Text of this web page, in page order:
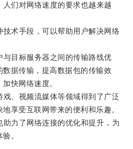
们对网络速度的要求也越来越
术手段，可以帮助用户解决网络
目标服务器之间的传输路线优
据传输，提高数据包的传输效
快网络速度。
、视频流媒体等领域得到了广泛
享受互联网带来的便利和乐趣。
力了网络连接的优化和提升，为
。